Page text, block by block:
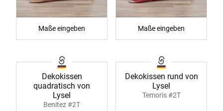
Maße eingeben Maße eingeben
Dekokissen
quadratisch von
Lysel
Benitez #2T
Dekokissen rund von
Lysel
Temoris #2T